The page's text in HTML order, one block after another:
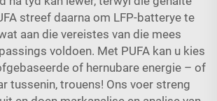
streef daarna om LFP-batterye te
aan die vereistes van die mees
voldoen. Met PUFA kan u kies
of hernubare energie – of
tussenin, trouens! Ons voer streng